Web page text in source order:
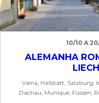
10/10 A
ALEMANHA
Viena, Hallstatt, Salzburg,
Dachau, Munique, Füssen,